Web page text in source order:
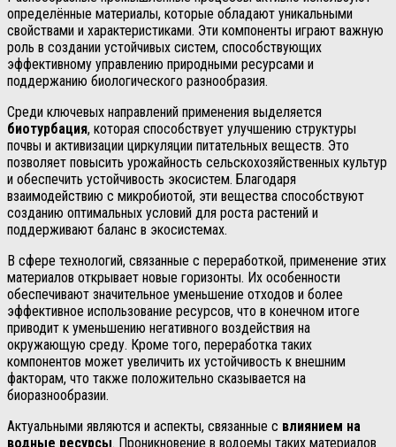
определённые материалы, которые обладают уникальными
свойствами и характеристиками. Эти компоненты играют важную
роль в создании устойчивых систем, способствующих
эффективному управлению природными ресурсами и
поддержанию биологического разнообразия.
Среди ключевых направлений применения выделяется
биотурбация, которая способствует улучшению структуры
почвы и активизации циркуляции питательных веществ. Это
позволяет повысить урожайность сельскохозяйственных культур
и обеспечить устойчивость экосистем. Благодаря
взаимодействию с микробиотой, эти вещества способствуют
созданию оптимальных условий для роста растений и
поддерживают баланс в экосистемах.
В сфере технологий, связанные с переработкой, применение этих
материалов открывает новые горизонты. Их особенности
обеспечивают значительное уменьшение отходов и более
эффективное использование ресурсов, что в конечном итоге
приводит к уменьшению негативного воздействия на
окружающую среду. Кроме того, переработка таких
компонентов может увеличить их устойчивость к внешним
факторам, что также положительно сказывается на
биоразнообразии.
Актуальными являются и аспекты, связанные с влиянием на
водные ресурсы. Проникновение в водоемы таких материалов